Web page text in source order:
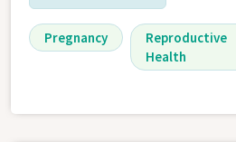
Pregnancy
Reproductive
Health